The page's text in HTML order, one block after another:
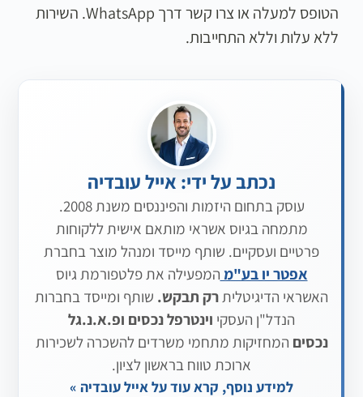
הטופס למעלה או צרו קשר דרך WhatsApp. השירות
ללא עלות וללא התחייבות.
נכתב על ידי: אייל עובדיה
עוסק בתחום היזמות והפיננסים משנת 2008.
מתמחה בגיוס אשראי מותאם אישית ללקוחות
פרטיים ועסקיים. שותף מייסד ומנהל מוצר בחברת
אפטר יו בע"מ המפעילה את פלטפורמת גיוס
האשראי הדיגיטליתרק תבקש. שותף ומייסד בחברות
הנדל"ן העסקי וינטרפל נכסים ופ.א.נ.גל
נכסים המחזיקות מתחמי משרדים להשכרה לשכירות
ארוכת טווח בראשון לציון.
למידע נוסף, קרא עוד על אייל עובדיה »